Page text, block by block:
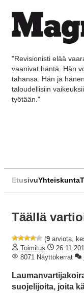
"Revisionisti elää
vaanivat häntä. Hän
tahansa. Hän ja
taloudellisiin
työtään."
EtusivuYhteiskunta
Täällä
(9 arviota,
Toimitus
8071 Näyttökerrat
suojelijoita, joita